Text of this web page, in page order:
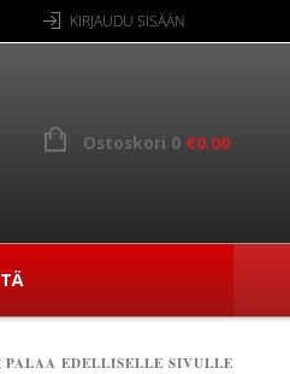
KIRJAUDU SISÄÄN
Ostoskori 0 €0.00
PALAA EDELLISELLE SIVULLE